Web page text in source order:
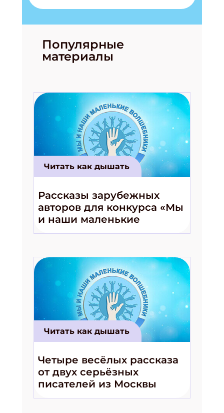
Популярные
материалы
Читать как дышать
Рассказы зарубежных
авторов для конкурса «Мы
и наши маленькие
волшебники!»
Читать как дышать
Четыре весёлых рассказа
от двух серьёзных
писателей из Москвы